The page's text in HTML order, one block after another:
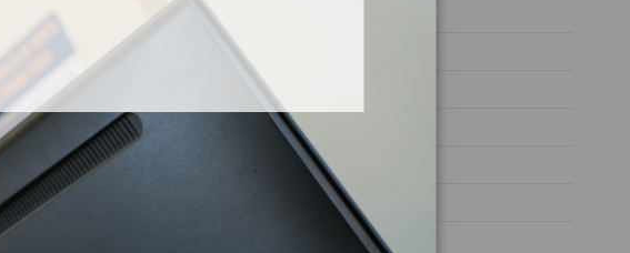
BLANCO
GASOLINA
DRIVE
101CV 74KW